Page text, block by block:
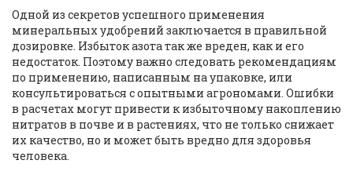
Одной из секретов успешного применения
минеральных удобрений заключается в правильной
дозировке. Избыток азота так же вреден, как и его
недостаток. Поэтому важно следовать рекомендациям
по применению, написанным на упаковке, или
консультироваться с опытными агрономами. Ошибки
в расчетах могут привести к избыточному накоплению
нитратов в почве и в растениях, что не только снижает
их качество, но и может быть вредно для здоровья
человека.